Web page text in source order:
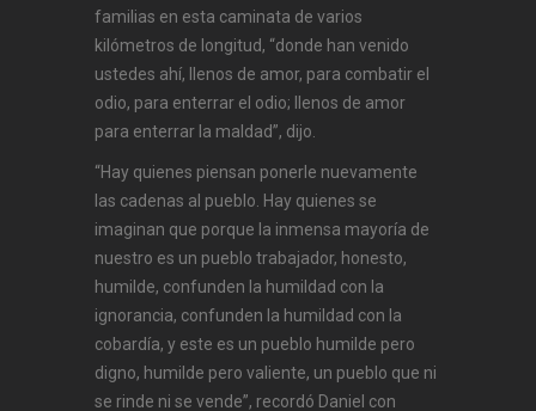
familias en esta caminata de varios
kilómetros de longitud, “donde han venido
ustedes ahí, llenos de amor, para combatir el
odio, para enterrar el odio; llenos de amor
para enterrar la maldad”, dijo.
“Hay quienes piensan ponerle nuevamente
las cadenas al pueblo. Hay quienes se
imaginan que porque la inmensa mayoría de
nuestro es un pueblo trabajador, honesto,
humilde, confunden la humildad con la
ignorancia, confunden la humildad con la
cobardía, y este es un pueblo humilde pero
digno, humilde pero valiente, un pueblo que ni
se rinde ni se vende”, recordó Daniel con